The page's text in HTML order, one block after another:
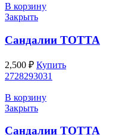
В корзину
Закрыть
Сандалии ТОТТА
2,500 ₽ Купить
2728293031
В корзину
Закрыть
Сандалии ТОТТА